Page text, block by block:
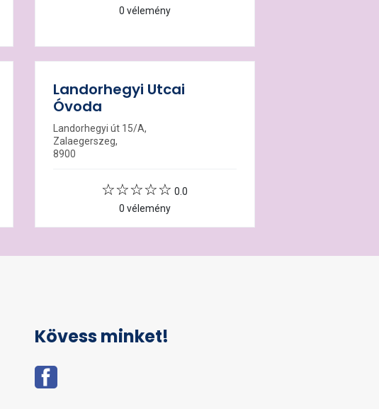
0 vélemény
Landorhegyi Utcai
Óvoda
Landorhegyi út 15/A,
Zalaegerszeg,
8900
0.0
0 vélemény
Kövess minket!